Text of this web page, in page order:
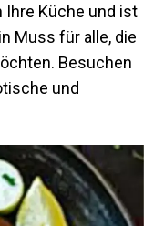
Ihre Küche und ist
Muss für alle, die
Besuchen
und